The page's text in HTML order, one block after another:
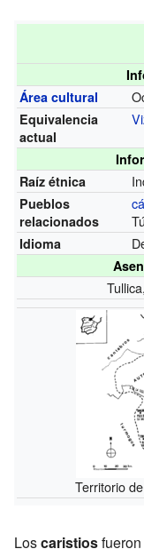
Área cultural
Equivalencia
actual
Raíz étnica
Pueblos
relacionados
Idioma
Territorio
Loscaristios